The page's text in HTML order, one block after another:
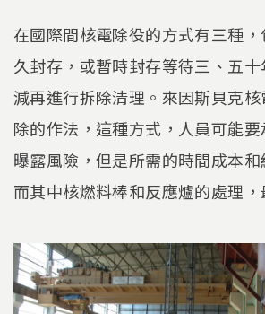
在國際間核電除役的方式有三種
久封存，或暫時封存等待三、五
減再進行拆除清理。來因斯貝克
除的作法，這種方式，人員可能
曝露風險，但是所需的時間成本和
而其中核燃料棒和反應爐的處理，